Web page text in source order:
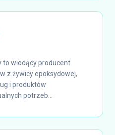
to wiodący producent
z żywicy epoksydowej,
i produktów
potrzeb...